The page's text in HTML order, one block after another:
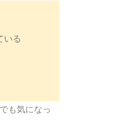
いる
も気になっ